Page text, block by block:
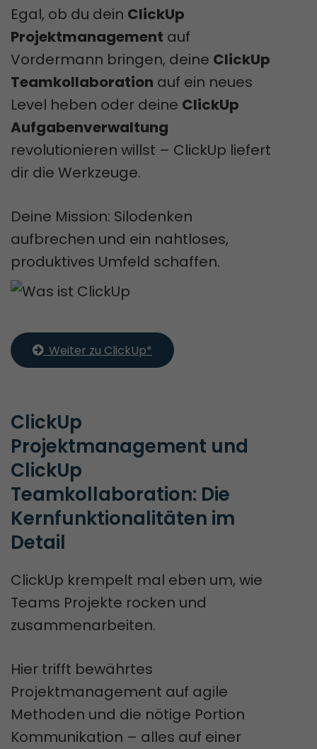
Egal, ob du dein ClickUp
Projektmanagement auf
Vordermann bringen, deine ClickUp
Teamkollaboration auf ein neues
Level heben oder deine ClickUp
Aufgabenverwaltung
revolutionieren willst – ClickUp liefert
dir die Werkzeuge.
Deine Mission: Silodenken
aufbrechen und ein nahtloses,
produktives Umfeld schaffen.
  Weiter zu ClickUp*
ClickUp
Projektmanagement und
ClickUp
Teamkollaboration: Die
Kernfunktionalitäten im
Detail
ClickUp krempelt mal eben um, wie
Teams Projekte rocken und
zusammenarbeiten.
Hier trifft bewährtes
Projektmanagement auf agile
Methoden und die nötige Portion
Kommunikation – alles auf einer